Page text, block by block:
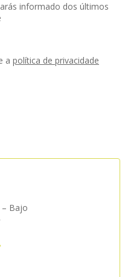
informado dos últimos
a política de privacidade
– Bajo